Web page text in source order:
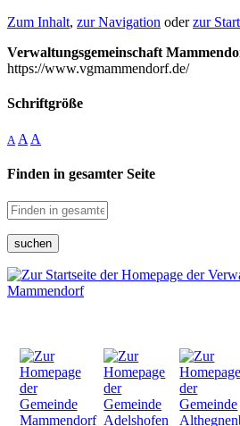
Zum Inhalt, zur Navigation oderzur
Verwaltungsgemeinschaft
https://www.vgmammendorf.de/
Schriftgröße
A A A
Finden in gesamter Seite
suchen